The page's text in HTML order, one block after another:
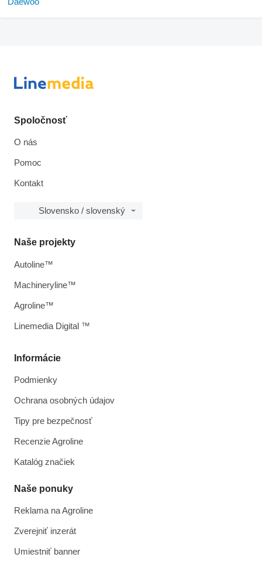
Spoločnosť
O nás
Pomoc
Kontakt
Slovensko / slovenský
Informácie
Podmienky
Ochrana osobných údajov
Tipy pre bezpečnosť
Recenzie Agroline
Katalóg značiek
Naše ponuky
Reklama na Agroline
Zverejniť inzerát
Umiestniť banner
Naše projekty
Autoline™
Machineryline™
Agroline™
Linemedia Digital ™